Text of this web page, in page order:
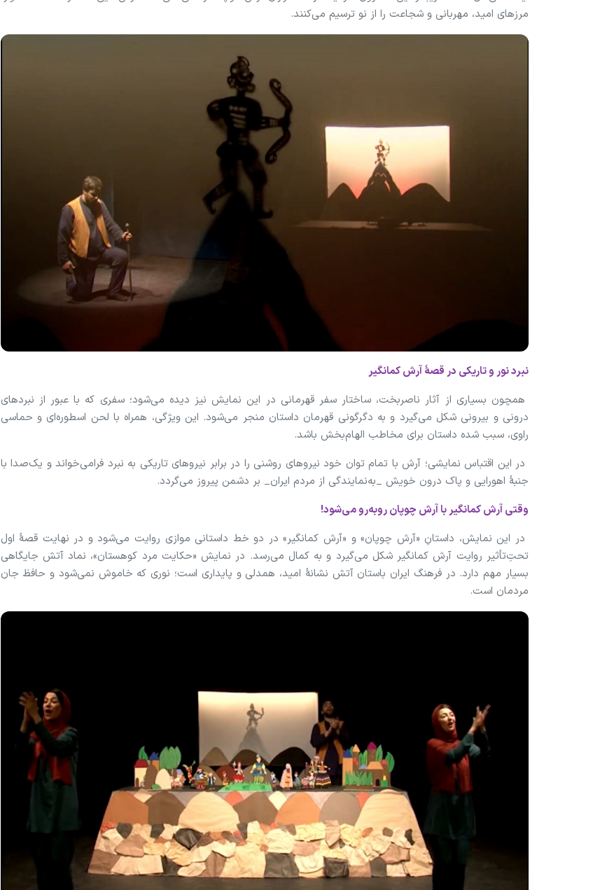
مرزهای امید، مهربانی و شجاعت را از نو ترسیم می‌کنند.
نبرد نور و تاریکی در قصهٔ آرش کمانگیر
همچون بسیاری از آثار ناصربخت، ساختار سفر قهرمانی در این نمایش نیز دیده می‌شود؛ سفری که با عبور از نبردهای
درونی و بیرونی شکل می‌گیرد و به دگرگونی قهرمان داستان منجر می‌شود. این ویژگی، همراه با لحن اسطوره‌ای و حماسی
راوی، سبب شده داستان برای مخاطب الهام‌بخش باشد.
در این اقتباس نمایشی؛ آرش با تمام توان خود نیروهای روشنی را در برابر نیروهای تاریکی به نبرد فرامی‌خواند و یک‌صدا با
جنبهٔ اهورایی و پاک درون خویش _به‌نمایندگی از مردم ایران_ بر دشمن پیروز می‌گردد.
وقتی آرش کمانگیر با آرش چوپان روبه‌رو می‌شود!
در این نمایش، داستانِ «آرش چوپان» و «آرش کمانگیر» در دو خط داستانی موازی روایت می‌شود و در نهایت قصهٔ اول
تحتِ‌تأثیر روایت آرش کمانگیر شکل می‌گیرد و به کمال می‌رسد. در نمایش «حکایت مرد کوهستان»، نماد آتش جایگاهی
بسیار مهم دارد. در فرهنگ ایران باستان آتش نشانهٔ امید، همدلی و پایداری است؛ نوری که خاموش نمی‌شود و حافظ جان
مردمان است.